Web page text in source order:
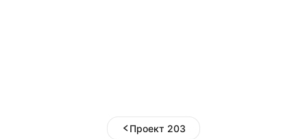
Проект 203